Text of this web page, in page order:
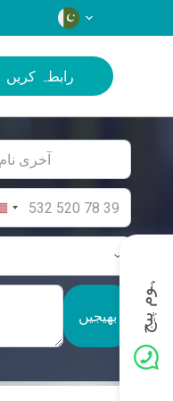
زبانیں
رابطہ کریں
بھیجیں ہوم پیج